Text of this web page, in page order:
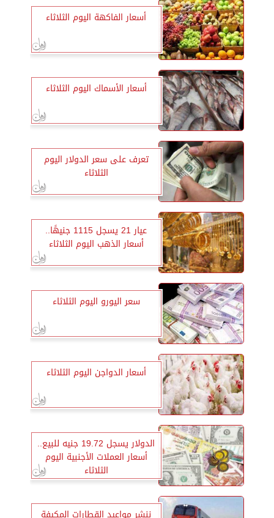
أسعار الفاكهة اليوم الثلاثاء
أسعار الأسماك اليوم الثلاثاء
تعرف على سعر الدولار اليوم
الثلاثاء
عيار 21 يسجل 1115 جنيهًا..
أسعار الذهب اليوم الثلاثاء
سعر اليورو اليوم الثلاثاء
أسعار الدواجن اليوم الثلاثاء
الدولار يسجل 19.72 جنيه للبيع..
أسعار العملات الأجنبية اليوم
الثلاثاء
ننشر مواعيد القطارات المكيفة